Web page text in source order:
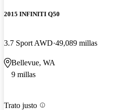
2015 INFINITI Q50
3.7 Sport AWD 49,089 millas
Bellevue, WA
9 millas
Trato justo